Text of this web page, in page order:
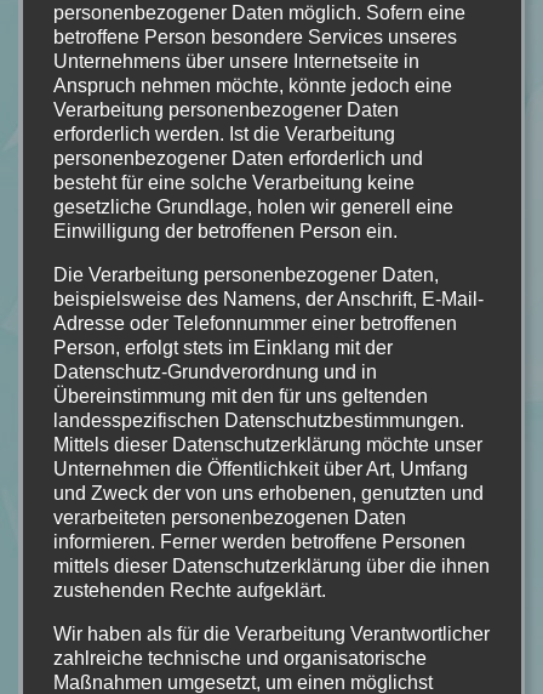
Von mir bekommt "A Song to Raise a Storm" von Julia
Dippel
4/5 Sternen!
personenbezogener Daten möglich. Sofern eine
betroffene Person besondere Services unseres
Unternehmens über unsere Internetseite in
Anspruch nehmen möchte, könnte jedoch eine
Verarbeitung personenbezogener Daten
erforderlich werden. Ist die Verarbeitung
personenbezogener Daten erforderlich und
besteht für eine solche Verarbeitung keine
gesetzliche Grundlage, holen wir generell eine
Einwilligung der betroffenen Person ein.
Die Verarbeitung personenbezogener Daten,
beispielsweise des Namens, der Anschrift, E-Mail-
Adresse oder Telefonnummer einer betroffenen
Person, erfolgt stets im Einklang mit der
Datenschutz-Grundverordnung und in
Übereinstimmung mit den für uns geltenden
landesspezifischen Datenschutzbestimmungen.
Mittels dieser Datenschutzerklärung möchte unser
Unternehmen die Öffentlichkeit über Art, Umfang
und Zweck der von uns erhobenen, genutzten und
verarbeiteten personenbezogenen Daten
informieren. Ferner werden betroffene Personen
mittels dieser Datenschutzerklärung über die ihnen
zustehenden Rechte aufgeklärt.
Wir haben als für die Verarbeitung Verantwortlicher
zahlreiche technische und organisatorische
Maßnahmen umgesetzt, um einen möglichst